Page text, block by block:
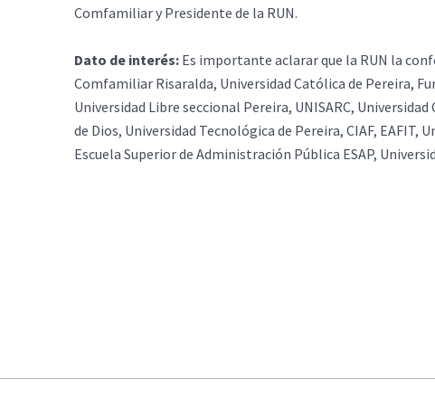
Comfamiliar y Presidente de la RUN.
Dato de interés: Es importante aclarar que la RUN la
Comfamiliar Risaralda, Universidad Católica de Pereira,
Universidad Libre seccional Pereira, UNISARC,
de Dios, Universidad Tecnológica de Pereira, CIAF,
Escuela Superior de Administración Pública ESAP,